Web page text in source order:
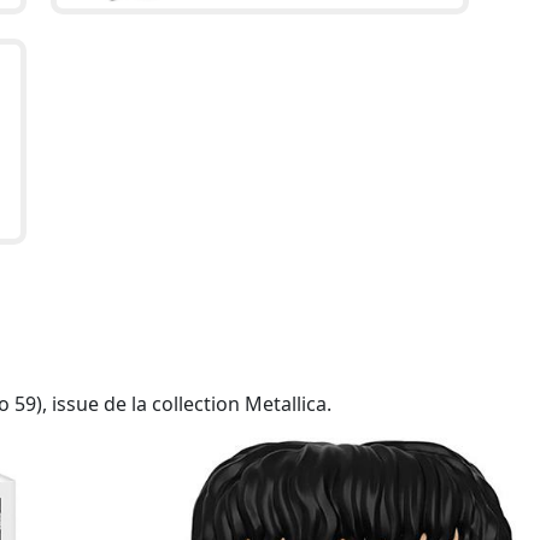
issue de la collection Metallica.